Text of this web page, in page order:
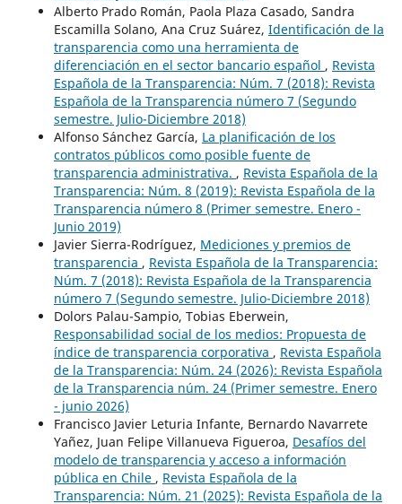
Alberto Prado Román, Paola Plaza Casado, Sandra
Escamilla Solano, Ana Cruz Suárez, Identificación de la
transparencia como una herramienta de
diferenciación en el sector bancario español , Revista
Española de la Transparencia: Núm. 7 (2018): Revista
Española de la Transparencia número 7 (Segundo
semestre. Julio-Diciembre 2018)
Alfonso Sánchez García, La planificación de los
contratos públicos como posible fuente de
transparencia administrativa. , Revista Española de la
Transparencia: Núm. 8 (2019): Revista Española de la
Transparencia número 8 (Primer semestre. Enero -
Junio 2019)
Javier Sierra-Rodríguez, Mediciones y premios de
transparencia , Revista Española de la Transparencia:
Núm. 7 (2018): Revista Española de la Transparencia
número 7 (Segundo semestre. Julio-Diciembre 2018)
Dolors Palau-Sampio, Tobias Eberwein,
Responsabilidad social de los medios: Propuesta de
índice de transparencia corporativa , Revista Española
de la Transparencia: Núm. 24 (2026): Revista Española
de la Transparencia núm. 24 (Primer semestre. Enero
- junio 2026)
Francisco Javier Leturia Infante, Bernardo Navarrete
Yañez, Juan Felipe Villanueva Figueroa, Desafíos del
modelo de transparencia y acceso a información
pública en Chile , Revista Española de la
Transparencia: Núm. 21 (2025): Revista Española de la